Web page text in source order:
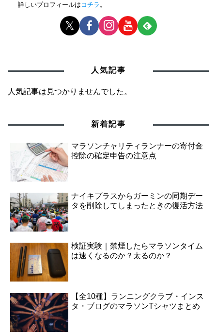
詳しいプロフィールは コチラ 。
人気記事
人気記事は見つかりませんでした。
新着記事
マラソンチャリティランナーの寄付金
控除の確定申告の注意点
ナイキプラスからガーミンの同期デー
タを削除してしまったときの復活方法
検証実験｜禁煙したらマラソンタイム
は速くなるのか？太るのか？
【全10種】ランニングクラブ・インス
タ・ブログのマラソンTシャツまとめ